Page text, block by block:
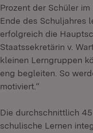
Prozent der Schüler
Ende des Schuljahres
erfolgreich die
Staatssekretärin v.
kleinen Lerngruppen
eng begleiten. So
motiviert.“
Die durchschnittlich
schulische Lernen